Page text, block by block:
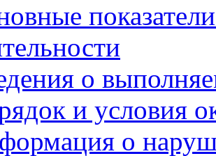
о
и условия
о